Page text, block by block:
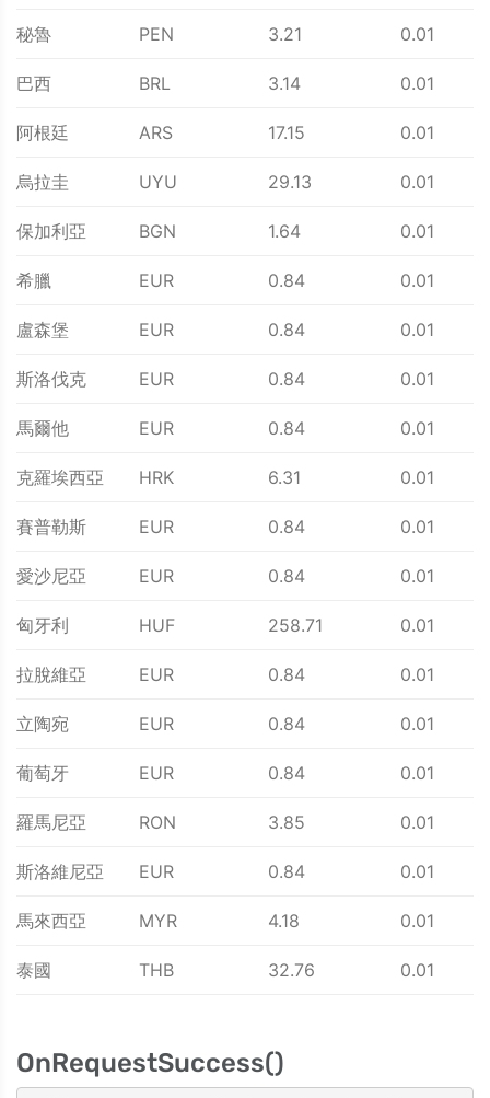
秘魯 PEN 3.21 0.01
巴西 BRL 3.14 0.01
阿根廷 ARS 17.15 0.01
烏拉圭 UYU 29.13 0.01
保加利亞 BGN 1.64 0.01
希臘 EUR 0.84 0.01
盧森堡 EUR 0.84 0.01
斯洛伐克 EUR 0.84 0.01
馬爾他 EUR 0.84 0.01
克羅埃西亞 HRK 6.31 0.01
賽普勒斯 EUR 0.84 0.01
愛沙尼亞 EUR 0.84 0.01
匈牙利 HUF 258.71 0.01
拉脫維亞 EUR 0.84 0.01
立陶宛 EUR 0.84 0.01
葡萄牙 EUR 0.84 0.01
羅馬尼亞 RON 3.85 0.01
斯洛維尼亞 EUR 0.84 0.01
馬來西亞 MYR 4.18 0.01
泰國 THB 32.76 0.01
OnRequestSuccess()